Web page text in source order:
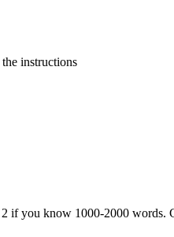
instructions
you know 1000-2000 words.